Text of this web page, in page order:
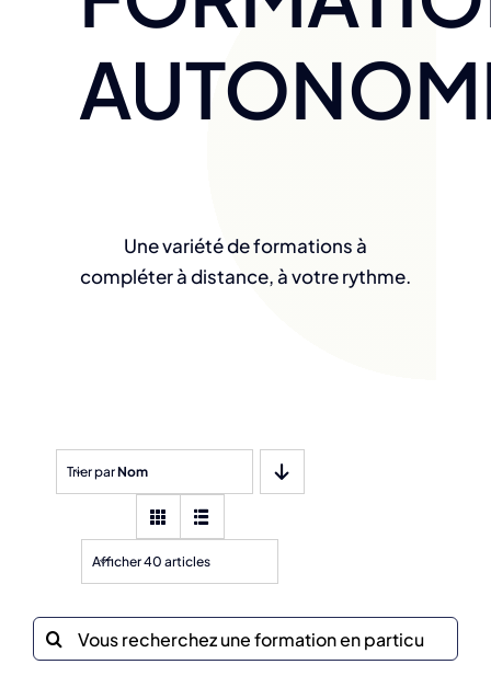
Une variété de formations à
compléter à distance, à votre rythme.
Trier parNom
Afficher 40 articles
Recherche
sur